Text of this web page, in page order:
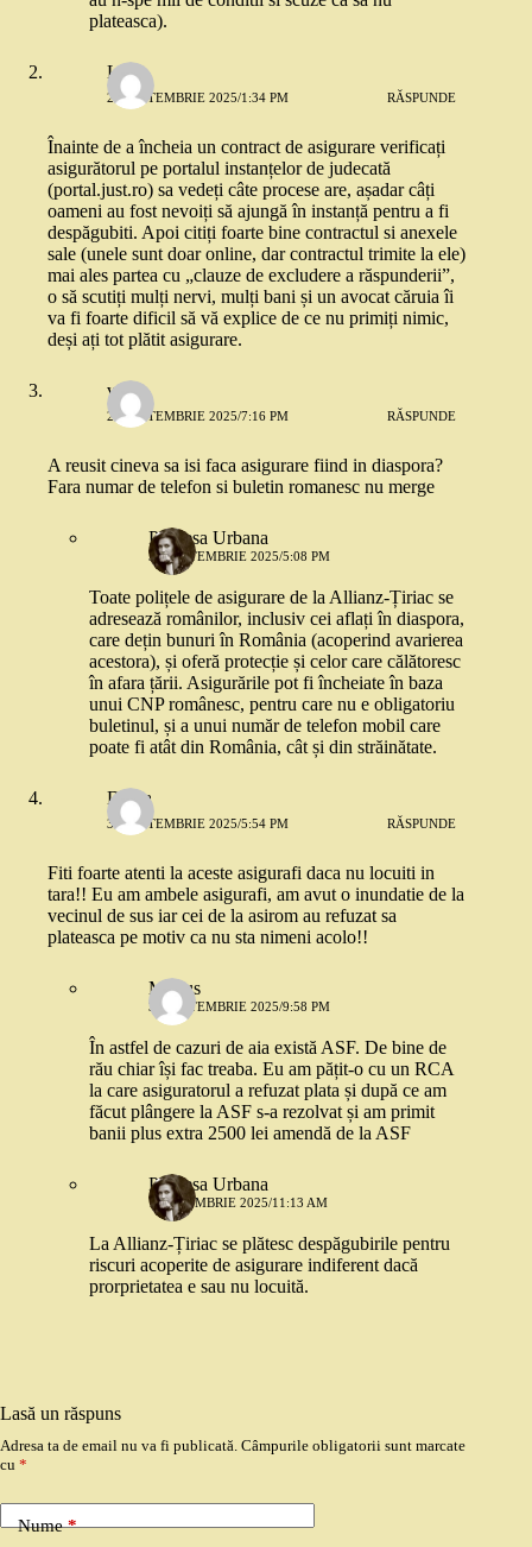
plateasca).
Lia
25 SEPTEMBRIE 2025/1:34 PM RĂSPUNDE
Înainte de a încheia un contract de asigurare verificați
asigurătorul pe portalul instanțelor de judecată
(portal.just.ro) sa vedeți câte procese are, așadar câți
oameni au fost nevoiți să ajungă în instanță pentru a fi
despăgubiti. Apoi citiți foarte bine contractul si anexele
sale (unele sunt doar online, dar contractul trimite la ele)
mai ales partea cu „clauze de excludere a răspunderii”,
o să scutiți mulți nervi, mulți bani și un avocat căruia îi
va fi foarte dificil să vă explice de ce nu primiți nimic,
deși ați tot plătit asigurare.
vero
29 SEPTEMBRIE 2025/7:16 PM RĂSPUNDE
A reusit cineva sa isi faca asigurare fiind in diaspora?
Fara numar de telefon si buletin romanesc nu merge
Printesa Urbana
30 SEPTEMBRIE 2025/5:08 PM
Toate polițele de asigurare de la Allianz-Țiriac se
adresează românilor, inclusiv cei aflați în diaspora,
care dețin bunuri în România (acoperind avarierea
acestora), și oferă protecție și celor care călătoresc
în afara țării. Asigurările pot fi încheiate în baza
unui CNP românesc, pentru care nu e obligatoriu
buletinul, și a unui număr de telefon mobil care
poate fi atât din România, cât și din străinătate.
Diana
30 SEPTEMBRIE 2025/5:54 PM RĂSPUNDE
Fiti foarte atenti la aceste asigurafi daca nu locuiti in
tara!! Eu am ambele asigurafi, am avut o inundatie de la
vecinul de sus iar cei de la asirom au refuzat sa
plateasca pe motiv ca nu sta nimeni acolo!!
Marius
30 SEPTEMBRIE 2025/9:58 PM
În astfel de cazuri de aia există ASF. De bine de
rău chiar își fac treaba. Eu am pățit-o cu un RCA
la care asiguratorul a refuzat plata și după ce am
făcut plângere la ASF s-a rezolvat și am primit
banii plus extra 2500 lei amendă de la ASF
Printesa Urbana
1 OCTOMBRIE 2025/11:13 AM
La Allianz-Țiriac se plătesc despăgubirile pentru
riscuri acoperite de asigurare indiferent dacă
prorprietatea e sau nu locuită.
Lasă un răspuns
Adresa ta de email nu va fi publicată. Câmpurile obligatorii sunt marcate
cu *
Nume*